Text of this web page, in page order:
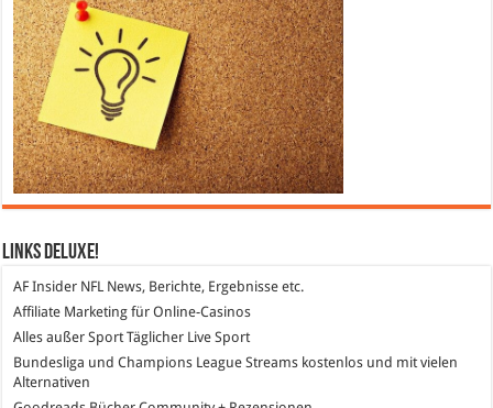
Links DeLuXe!
AF Insider NFL News, Berichte, Ergebnisse etc.
Affiliate Marketing für Online-Casinos
Alles außer Sport Täglicher Live Sport
Bundesliga und Champions League Streams kostenlos und mit vielen
Alternativen